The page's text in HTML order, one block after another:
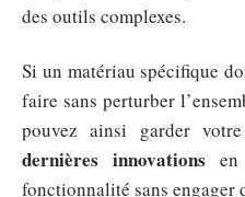
des outils complexes.
Si un matériau spécifique
faire sans perturber
pouvez ainsi garder votre
dernières innovations
fonctionnalité sans engager